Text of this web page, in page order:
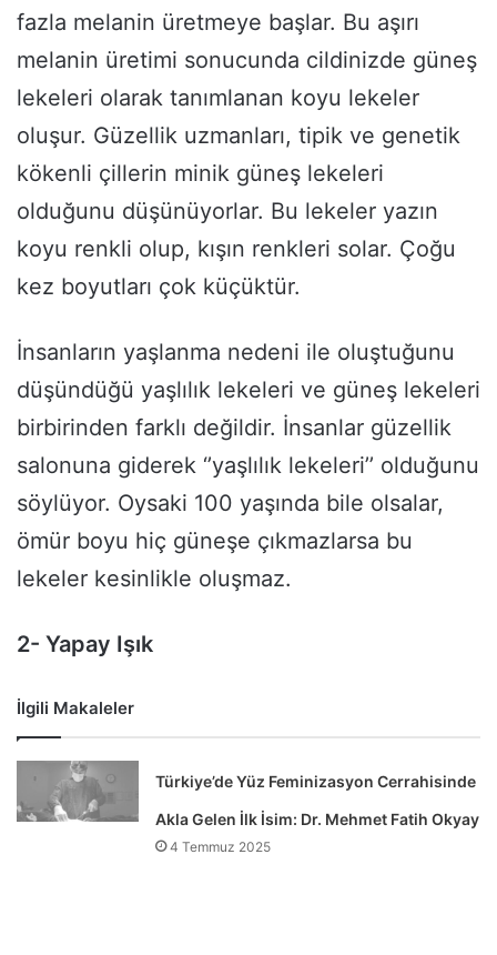
fazla melanin üretmeye başlar. Bu aşırı
melanin üretimi sonucunda cildinizde güneş
lekeleri olarak tanımlanan koyu lekeler
oluşur. Güzellik uzmanları, tipik ve genetik
kökenli çillerin minik güneş lekeleri
olduğunu düşünüyorlar. Bu lekeler yazın
koyu renkli olup, kışın renkleri solar. Çoğu
kez boyutları çok küçüktür.
İnsanların yaşlanma nedeni ile oluştuğunu
düşündüğü yaşlılık lekeleri ve güneş lekeleri
birbirinden farklı değildir. İnsanlar güzellik
salonuna giderek ‘’yaşlılık lekeleri’’ olduğunu
söylüyor. Oysaki 100 yaşında bile olsalar,
ömür boyu hiç güneşe çıkmazlarsa bu
lekeler kesinlikle oluşmaz.
2- Yapay Işık
İlgili Makaleler
Türkiye’de Yüz Feminizasyon Cerrahisinde
Akla Gelen İlk İsim: Dr. Mehmet Fatih Okyay
4 Temmuz 2025